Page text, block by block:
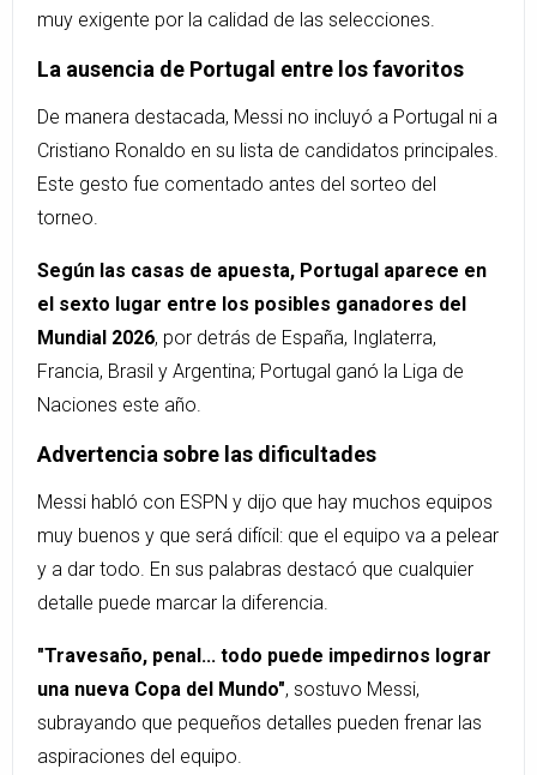
muy exigente por la calidad de las selecciones.
La ausencia de Portugal entre los favoritos
De manera destacada, Messi no incluyó a Portugal ni a
Cristiano Ronaldo en su lista de candidatos principales.
Este gesto fue comentado antes del sorteo del
torneo.
Según las casas de apuesta, Portugal aparece en
el sexto lugar entre los posibles ganadores del
Mundial 2026, por detrás de España, Inglaterra,
Francia, Brasil y Argentina; Portugal ganó la Liga de
Naciones este año.
Advertencia sobre las dificultades
Messi habló con ESPN y dijo que hay muchos equipos
muy buenos y que será difícil: que el equipo va a pelear
y a dar todo. En sus palabras destacó que cualquier
detalle puede marcar la diferencia.
"Travesaño, penal... todo puede impedirnos lograr
una nueva Copa del Mundo", sostuvo Messi,
subrayando que pequeños detalles pueden frenar las
aspiraciones del equipo.